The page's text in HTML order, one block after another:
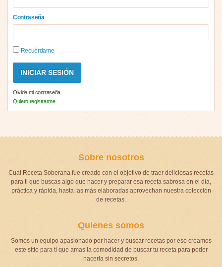
Contraseña
Recuérdame
Olvide mi contraseña
Quiero registrarme
Sobre nosotros
Cual Receta Soberana fue creado con el objetivo de traer deliciosas recetas
para ti que buscas algo que hacer y preparar esa receta sabrosa en el día,
práctica y rápida, hasta las más elaboradas aprovechan nuestra colección
de recetas.
Quienes somos
Somos un equipo apasionado por hacer y buscar recetas por eso creamos
este sitio para ti que amas la comodidad de buscar tu receta para poder
hacerla sin secretos.